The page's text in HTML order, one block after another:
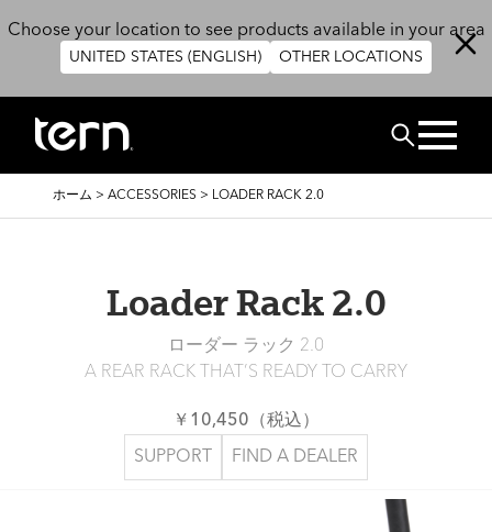
Choose your location to see products available in your area
UNITED STATES (ENGLISH) OTHER LOCATIONS
検索
パ
ホーム > ACCESSORIES > LOADER RACK 2.0
Loader Rack 2.0
ローダー ラック 2.0
A REAR RACK THAT’S READY TO CARRY
￥10,450（税込）
SUPPORT FIND A DEALER